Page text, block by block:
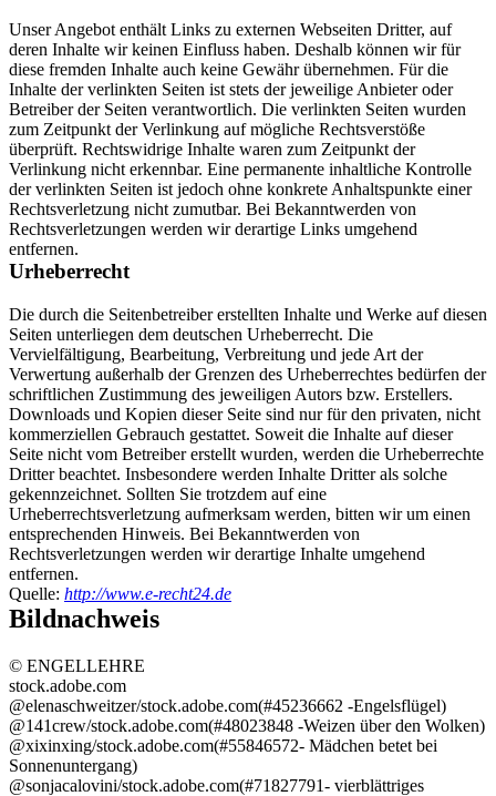
Unser Angebot enthält Links zu externen Webseiten Dritter, auf
deren Inhalte wir keinen Einfluss haben. Deshalb können wir für
diese fremden Inhalte auch keine Gewähr übernehmen. Für die
Inhalte der verlinkten Seiten ist stets der jeweilige Anbieter oder
Betreiber der Seiten verantwortlich. Die verlinkten Seiten wurden
zum Zeitpunkt der Verlinkung auf mögliche Rechtsverstöße
überprüft. Rechtswidrige Inhalte waren zum Zeitpunkt der
Verlinkung nicht erkennbar. Eine permanente inhaltliche Kontrolle
der verlinkten Seiten ist jedoch ohne konkrete Anhaltspunkte einer
Rechtsverletzung nicht zumutbar. Bei Bekanntwerden von
Rechtsverletzungen werden wir derartige Links umgehend
entfernen.
Urheberrecht
Die durch die Seitenbetreiber erstellten Inhalte und Werke auf diesen
Seiten unterliegen dem deutschen Urheberrecht. Die
Vervielfältigung, Bearbeitung, Verbreitung und jede Art der
Verwertung außerhalb der Grenzen des Urheberrechtes bedürfen der
schriftlichen Zustimmung des jeweiligen Autors bzw. Erstellers.
Downloads und Kopien dieser Seite sind nur für den privaten, nicht
kommerziellen Gebrauch gestattet. Soweit die Inhalte auf dieser
Seite nicht vom Betreiber erstellt wurden, werden die Urheberrechte
Dritter beachtet. Insbesondere werden Inhalte Dritter als solche
gekennzeichnet. Sollten Sie trotzdem auf eine
Urheberrechtsverletzung aufmerksam werden, bitten wir um einen
entsprechenden Hinweis. Bei Bekanntwerden von
Rechtsverletzungen werden wir derartige Inhalte umgehend
entfernen.
Quelle: http://www.e-recht24.de
Bildnachweis
© ENGELLEHRE
stock.adobe.com
@elenaschweitzer/stock.adobe.com(#45236662 -Engelsflügel)
@141crew/stock.adobe.com(#48023848 -Weizen über den Wolken)
@xixinxing/stock.adobe.com(#55846572- Mädchen betet bei
Sonnenuntergang)
@sonjacalovini/stock.adobe.com(#71827791- vierblättriges